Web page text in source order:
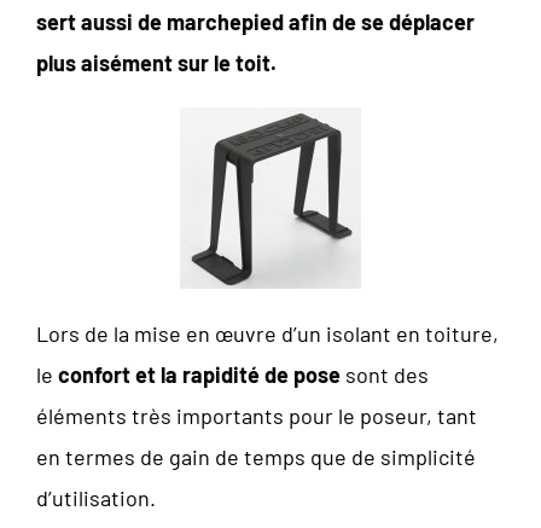
sert aussi de marchepied afin de se déplacer
plus aisément sur le toit.
Lors de la mise en œuvre d’un isolant en toiture,
le confort et la rapidité de pose sont des
éléments très importants pour le poseur, tant
en termes de gain de temps que de simplicité
d’utilisation.